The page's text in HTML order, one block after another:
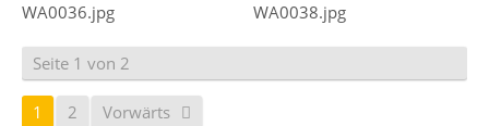
Seite 1 von 2
1 2 Vorwärts